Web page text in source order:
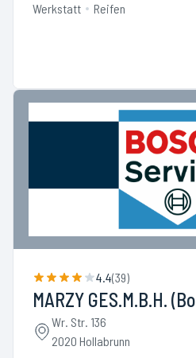
Werkstatt Reifen
4.4(39)
MARZY GES.M.B.H.
Wr. Str. 136
2020 Hollabrunn